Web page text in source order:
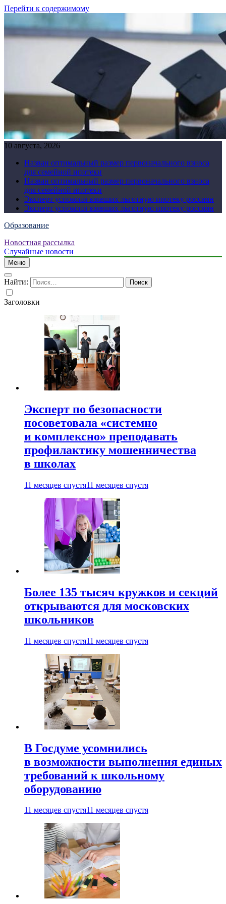
Перейти к содержимому
10 августа, 2026
Назван оптимальный размер первоначального взноса
для семейной ипотеки
Назван оптимальный размер первоначального взноса
для семейной ипотеки
Эксперт успокоил взявших льготную ипотеку россиян
Эксперт успокоил взявших льготную ипотеку россиян
Образование
Новостная рассылка
Случайные новости
Меню
Найти:
Заголовки
Эксперт по безопасности
посоветовала «системно
и комплексно» преподавать
профилактику мошенничества
в школах
11 месяцев спустя11 месяцев спустя
Более 135 тысяч кружков и секций
открываются для московских
школьников
11 месяцев спустя11 месяцев спустя
В Госдуме усомнились
в возможности выполнения единых
требований к школьному
оборудованию
11 месяцев спустя11 месяцев спустя